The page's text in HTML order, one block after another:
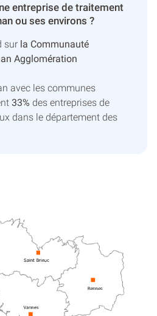
entreprise de traitement
ou ses environs ?
sur la Communauté
Agglomération
avec les communes
33% des entreprises de
dans le département des